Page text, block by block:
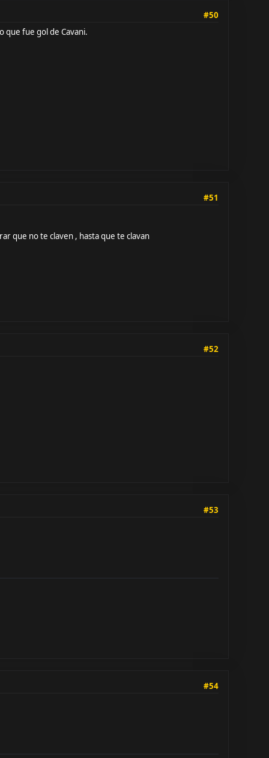
#50
que fue gol de Cavani.
#51
que no te claven , hasta que te clavan
#52
#53
#54